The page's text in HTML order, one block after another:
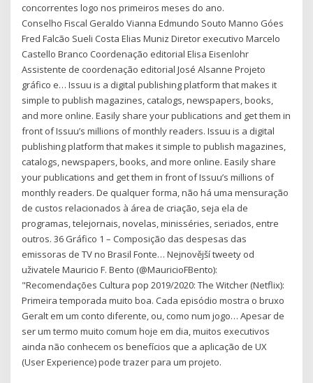
concorrentes logo nos primeiros meses do ano.
Conselho Fiscal Geraldo Vianna Edmundo Souto Manno Góes
Fred Falcão Sueli Costa Elias Muniz Diretor executivo Marcelo
Castello Branco Coordenação editorial Elisa Eisenlohr
Assistente de coordenação editorial José Alsanne Projeto
gráfico e… Issuu is a digital publishing platform that makes it
simple to publish magazines, catalogs, newspapers, books,
and more online. Easily share your publications and get them in
front of Issuu’s millions of monthly readers. Issuu is a digital
publishing platform that makes it simple to publish magazines,
catalogs, newspapers, books, and more online. Easily share
your publications and get them in front of Issuu’s millions of
monthly readers. De qualquer forma, não há uma mensuração
de custos relacionados à área de criação, seja ela de
programas, telejornais, novelas, minisséries, seriados, entre
outros. 36 Gráfico 1 – Composição das despesas das
emissoras de TV no Brasil Fonte… Nejnovější tweety od
uživatele Mauricio F. Bento (@MauricioFBento):
"Recomendações Cultura pop 2019/2020: The Witcher (Netflix):
Primeira temporada muito boa. Cada episódio mostra o bruxo
Geralt em um conto diferente, ou, como num jogo… Apesar de
ser um termo muito comum hoje em dia, muitos executivos
ainda não conhecem os benefícios que a aplicação de UX
(User Experience) pode trazer para um projeto.